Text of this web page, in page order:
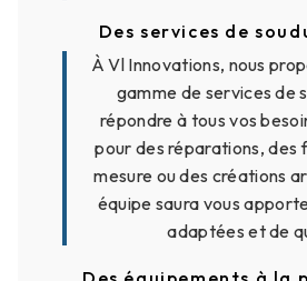
Des services de
À Vl Innovations, nous
gamme de services de
répondre à tous vos
pour des réparations, des
mesure ou des créations
équipe saura vous
adaptées et de